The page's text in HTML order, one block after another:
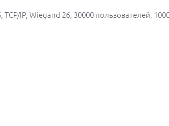
IP, Wiegand 26, 30000 пользователей,